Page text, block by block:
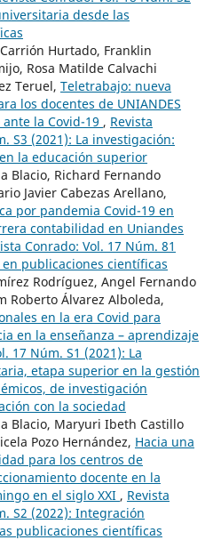
desde las
Hurtado, Franklin
Rosa Matilde Calvachi
Teruel, Teletrabajo: nueva
los docentes de UNIANDES
la Covid-19 , Revista
S3 (2021): La investigación:
la educación superior
Blacio, Richard Fernando
Javier Cabezas Arellano,
por pandemia Covid-19 en
contabilidad en Uniandes
Conrado: Vol. 17 Núm. 81
en publicaciones científicas
Rodríguez, Angel Fernando
Roberto Álvarez Alboleda,
en la era Covid para
en la enseñanza – aprendizaje
17 Núm. S1 (2021): La
etapa superior en la gestión
de investigación
con la sociedad
Blacio, Maryuri Ibeth Castillo
Pozo Hernández, Hacia una
para los centros de
docente en la
en el siglo XXI , Revista
S2 (2022): Integración
publicaciones científicas